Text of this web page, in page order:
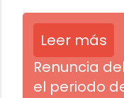
Leer más
Renuncia
el periodo